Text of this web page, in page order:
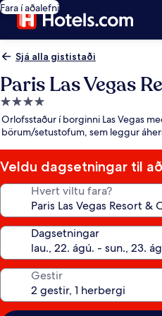
Fara í aðalefni
Sjá alla gististaði
Paris Las Vegas
4.0
stjörnu
gististaður
Orlofsstaður í borginni Las Vegas
börum/setustofum, sem leggur
Veldu dagsetningar til
Hvert viltu fara?
Dagsetningar
Gestir